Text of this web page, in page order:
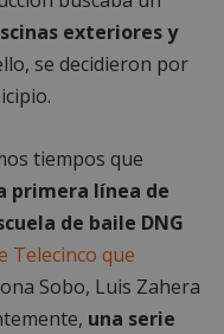
exteriores y
se decidieron por
tiempos que
primera línea de
de baile DNG
Telecinco que
Sobo, Luis Zahera
una serie
como el
de cuentas.
sin